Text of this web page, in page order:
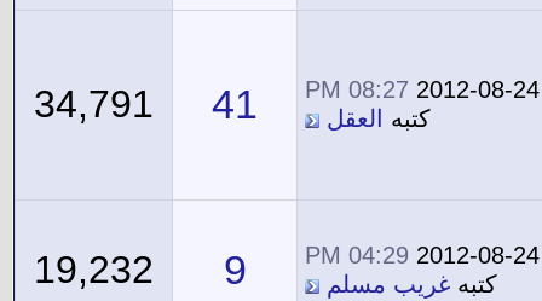
2012-08-24
08:27 PM
كتبه
العقل 41
34,791
2012-08-24
04:29 PM
كتبه غريب مسلم 9
19,232